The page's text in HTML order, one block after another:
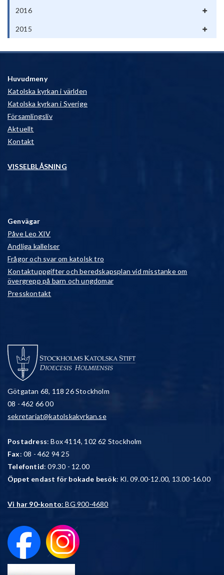
2016
2015
Huvudmeny
Katolska kyrkan i världen
Katolska kyrkan i Sverige
Församlingsliv
Aktuellt
Kontakt
VISSELBLÅSNING
Genvägar
Påve Leo XIV
Andliga kallelser
Frågor och svar om katolsk tro
Kontaktuppgifter och beredskapsplan vid misstanke om
övergrepp på barn och ungdomar
Presskontakt
Götgatan 68, 118 26 Stockholm
08 - 462 66 00
sekretariat@katolskakyrkan.se
Postadress: Box 4114, 102 62 Stockholm
Fax: 08 - 462 94 25
Telefontid: 09.30 - 12.00
Öppet endast för bokade besök: Kl. 09.00-12.00, 13.00-16.00
Vi har 90-konto: BG 900-4680